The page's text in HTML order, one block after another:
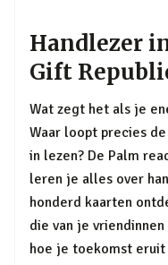
Handlezer
Gift
Wat zegt het als je
Waar loopt precies
in lezen? De Palm
leren je alles over
honderd kaarten
die van je
hoe je toekomst eruit